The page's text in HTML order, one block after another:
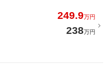
249.9万円
238万円